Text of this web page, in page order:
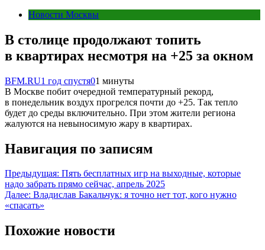
Новости Москвы
В столице продолжают топить
в квартирах несмотря на +25 за окном
BFM.RU1 год спустя01 минуты
В Москве побит очередной температурный рекорд,
в понедельник воздух прогрелся почти до +25. Так тепло
будет до среды включительно. При этом жители региона
жалуются на невыносимую жару в квартирах.
Навигация по записям
Предыдущая: Пять бесплатных игр на выходные, которые
надо забрать прямо сейчас, апрель 2025
Далее: Владислав Бакальчук: я точно нет тот, кого нужно
«спасать»
Похожие новости